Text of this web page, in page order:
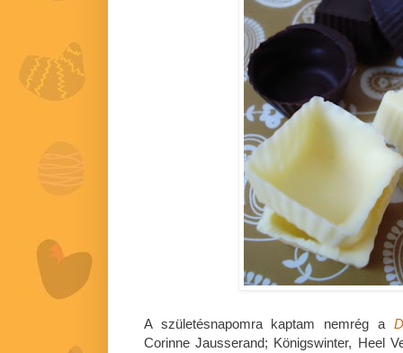
A születésnapomra kaptam nemrég a
Corinne Jausserand; Königswinter, Heel